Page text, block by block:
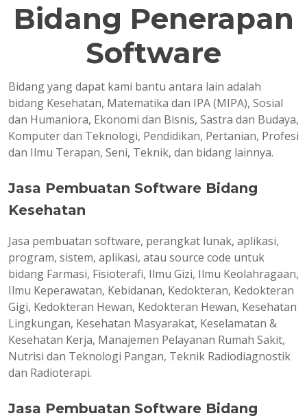
Bidang Penerapan
Software
Bidang yang dapat kami bantu antara lain adalah
bidang Kesehatan, Matematika dan IPA (MIPA), Sosial
dan Humaniora, Ekonomi dan Bisnis, Sastra dan Budaya,
Komputer dan Teknologi, Pendidikan, Pertanian, Profesi
dan Ilmu Terapan, Seni, Teknik, dan bidang lainnya.
Jasa Pembuatan Software Bidang
Kesehatan
Jasa pembuatan software, perangkat lunak, aplikasi,
program, sistem, aplikasi, atau source code untuk
bidang Farmasi, Fisioterafi, Ilmu Gizi, Ilmu Keolahragaan,
Ilmu Keperawatan, Kebidanan, Kedokteran, Kedokteran
Gigi, Kedokteran Hewan, Kedokteran Hewan, Kesehatan
Lingkungan, Kesehatan Masyarakat, Keselamatan &
Kesehatan Kerja, Manajemen Pelayanan Rumah Sakit,
Nutrisi dan Teknologi Pangan, Teknik Radiodiagnostik
dan Radioterapi.
Jasa Pembuatan Software Bidang